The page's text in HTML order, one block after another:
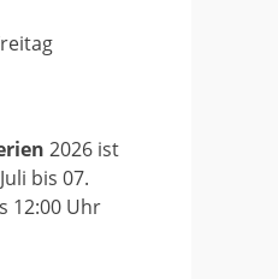
2026 ist
bis 07.
12:00 Uhr